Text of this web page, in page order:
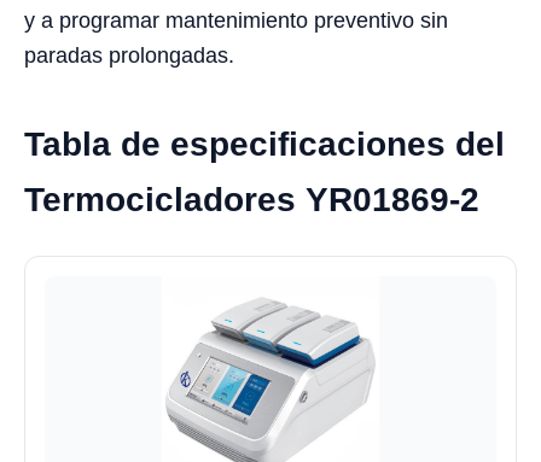
y a programar mantenimiento preventivo sin
paradas prolongadas.
Tabla de especificaciones del
Termocicladores YR01869-2